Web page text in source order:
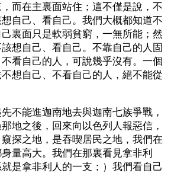
而在主裏面站住；這不僅是說，不
自己、看自己。我們大概都知道不
裏面只是軟弱貧窮，一無所能；然
想自己、看自己。不靠自己的人固
看自己的人，可說幾乎沒有。一個
想自己、不看自己的人，絕不能從
不能進迦南地去與迦南七族爭戰，
地之後，回來向以色列人報惡信，
探之地，是吞喫居民之地，我們在
量高大。我們在那裏看見拿非利
是拿非利人的一支；）我們看自己